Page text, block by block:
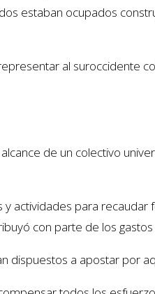
estaban ocupados
al suroccidente
de un colectivo
actividades para
con parte de los
dispuestos a apostar por